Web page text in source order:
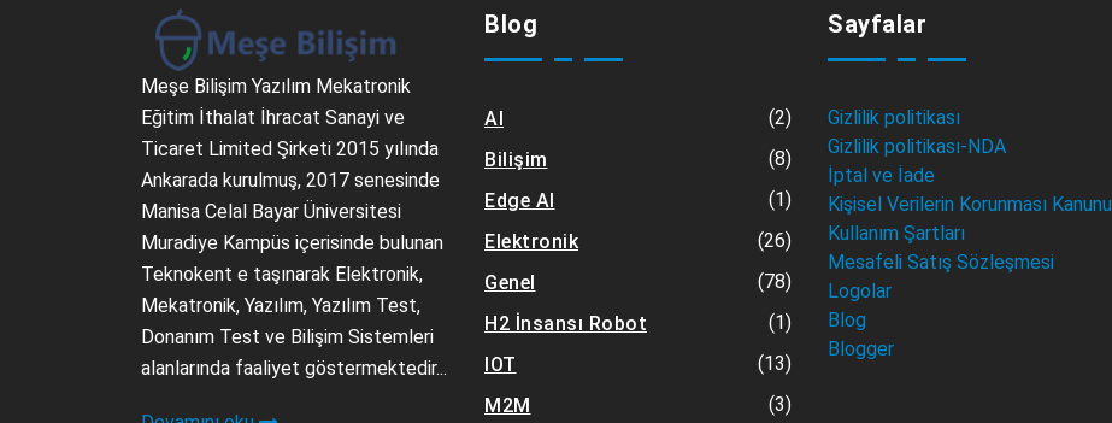
Meşe Bilişim Yazılım Mekatronik
Eğitim İthalat İhracat Sanayi ve
Ticaret Limited Şirketi 2015 yılında
Ankarada kurulmuş, 2017 senesinde
Manisa Celal Bayar Üniversitesi
Muradiye Kampüs içerisinde bulunan
Teknokent e taşınarak Elektronik,
Mekatronik, Yazılım, Yazılım Test,
Donanım Test ve Bilişim Sistemleri
alanlarında faaliyet göstermektedir...
Blog
AI
(2)
Bilişim
(8)
Edge AI
(1)
Elektronik
(26)
Genel
(78)
H2 İnsansı Robot
(1)
IOT
(13)
M2M
(3)
Sayfalar
Gizlilik politikası
Gizlilik politikası-NDA
İptal ve İade
Kişisel Verilerin Korunması Kanunu
Kullanım Şartları
Mesafeli Satış Sözleşmesi
Logolar
Blog
Blogger